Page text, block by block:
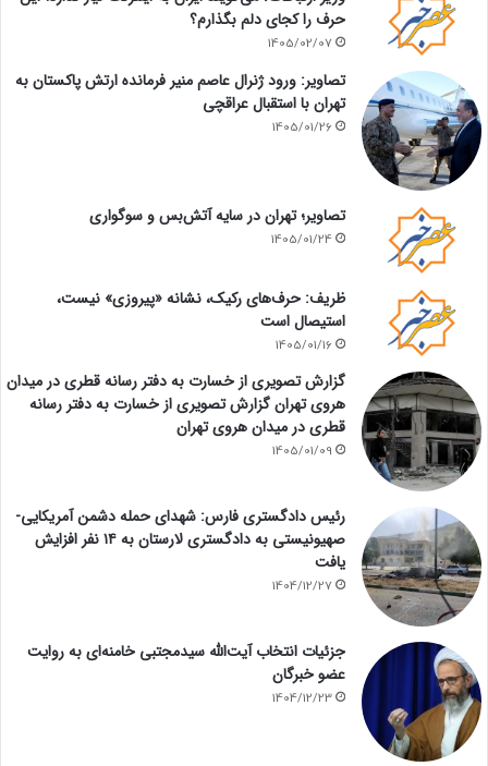
حرف را کجای دلم بگذارم؟
1405/02/07
تصاویر: ورود ژنرال عاصم منیر فرمانده ارتش پاکستان به
تهران با استقبال عراقچی
1405/01/26
تصاویر؛ تهران در سایه آتش‌بس و سوگواری
1405/01/24
ظریف: حرف‌های رکیک، نشانه «پیروزی» نیست،
استیصال است
1405/01/16
گزارش تصویری از خسارت به دفتر رسانه قطری در میدان
هروی تهران گزارش تصویری از خسارت به دفتر رسانه
قطری در میدان هروی تهران
1405/01/09
رئیس دادگستری فارس: شهدای حمله دشمن آمریکایی-
صهیونیستی به دادگستری لارستان به ۱۴ نفر افزایش
یافت
1404/12/27
جزئیات انتخاب آیت‌الله سیدمجتبی خامنه‌ای به روایت
عضو خبرگان
1404/12/23